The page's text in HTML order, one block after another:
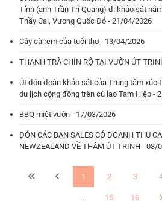
Tỉnh (anh Trần Trí Quang) đi khảo sát
Thầy Cai, Vương Quốc Đỏ - 21/04/2026
Cây cà rem của tuổi thơ - 13/04/2026
THANH TRÀ CHÍN RỘ TẠI VƯỜN ÚT
Út đón đoàn khảo sát của Trung tâm xúc
du lịch cộng đồng trên cù lao Tam Hiệp -
BBQ miệt vườn - 17/03/2026
ĐÓN CÁC BẠN SALES CÓ DOANH THU
NEWZEALAND VỀ THĂM ÚT TRINH - 08/
1 2 3
... 15 16